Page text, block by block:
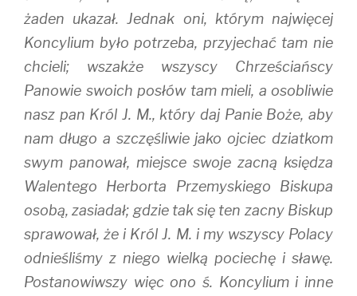
żaden ukazał. Jednak oni, którym najwięcej
Koncylium było potrzeba, przyjechać tam nie
chcieli; wszakże wszyscy Chrześciańscy
Panowie swoich posłów tam mieli, a osobliwie
nasz pan Król J. M., który daj Panie Boże, aby
nam długo a szczęśliwie jako ojciec dziatkom
swym panował, miejsce swoje zacną księdza
Walentego Herborta Przemyskiego Biskupa
osobą, zasiadał; gdzie tak się ten zacny Biskup
sprawował, że i Król J. M. i my wszyscy Polacy
odnieśliśmy z niego wielką pociechę i sławę.
Postanowiwszy więc ono ś. Koncylium i inne